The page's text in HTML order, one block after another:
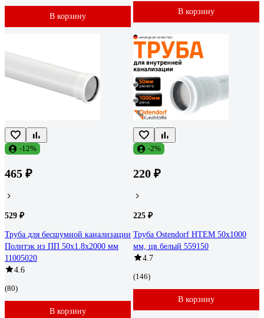
В корзину
В корзину
-12%
465 ₽
529 ₽
Труба для бесшумной канализации
Политэк из ПП 50х1.8х2000 мм
11005020
4.6
(80)
В корзину
-2%
220 ₽
225 ₽
Труба Ostendorf HTEM 50x1000
мм, цв.белый 559150
4.7
(146)
В корзину